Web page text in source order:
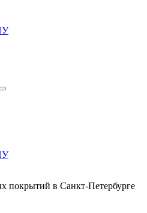
покрытий в Санкт-Петербурге